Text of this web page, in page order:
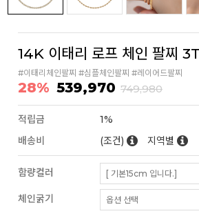
14K 이태리 로프 체인 팔찌
#이태리체인팔찌 #심플체인팔찌 #레이어드팔찌
28% 539,970 749,980
적립금
1%
배송비
(조건) 지역별
함량컬러
체인굵기